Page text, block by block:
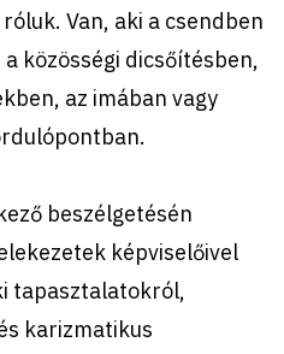
Van, aki a csendben
közösségi dicsőítésben,
az imában vagy
beszélgetésén
képviselőivel
tapasztalatokról,
karizmatikus